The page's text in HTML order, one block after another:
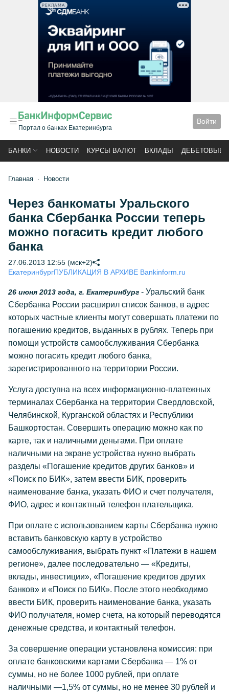
РЕКЛАМА
Портал о банках Екатеринбурга
Войти
БАНКИ НОВОСТИ КУРСЫ ВАЛЮТ ВКЛАДЫ ДЕБЕТОВЫЕ
Главная Новости
Через банкоматы Уральского
банка Сбербанка России теперь
можно погасить кредит любого
банка
27.06.2013 12:55 (мск+2)
ЕкатеринбургПУБЛИКАЦИЯ В АРХИВЕ Bankinform.ru
26 июня 2013 года, г. Екатеринбург - Уральский банк
Сбербанка России расширил список банков, в адрес
которых частные клиенты могут совершать платежи по
погашению кредитов, выданных в рублях. Теперь при
помощи устройств самообслуживания Сбербанка
можно погасить кредит любого банка,
зарегистрированного на территории России.
Услуга доступна на всех информационно-платежных
терминалах Сбербанка на территории Свердловской,
Челябинской, Курганской областях и Республики
Башкортостан. Совершить операцию можно как по
карте, так и наличными деньгами. При оплате
наличными на экране устройства нужно выбрать
разделы «Погашение кредитов других банков» и
«Поиск по БИК», затем ввести БИК, проверить
наименование банка, указать ФИО и счет получателя,
ФИО, адрес и контактный телефон плательщика.
При оплате с использованием карты Сбербанка нужно
вставить банковскую карту в устройство
самообслуживания, выбрать пункт «Платежи в нашем
регионе», далее последовательно — «Кредиты,
вклады, инвестиции», «Погашение кредитов других
банков» и «Поиск по БИК». После этого необходимо
ввести БИК, проверить наименование банка, указать
ФИО получателя, номер счета, на который переводятся
денежные средства, и контактный телефон.
За совершение операции установлена комиссия: при
оплате банковскими картами Сбербанка — 1% от
суммы, но не более 1000 рублей, при оплате
наличными —1,5% от суммы, но не менее 30 рублей и